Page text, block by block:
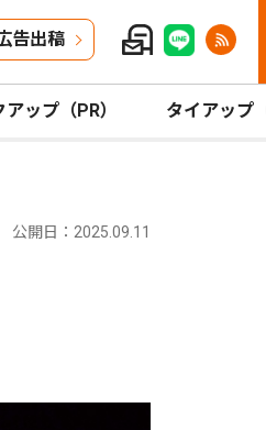
告出稿
アップ（PR） タイアップ
公開日：2025.09.11